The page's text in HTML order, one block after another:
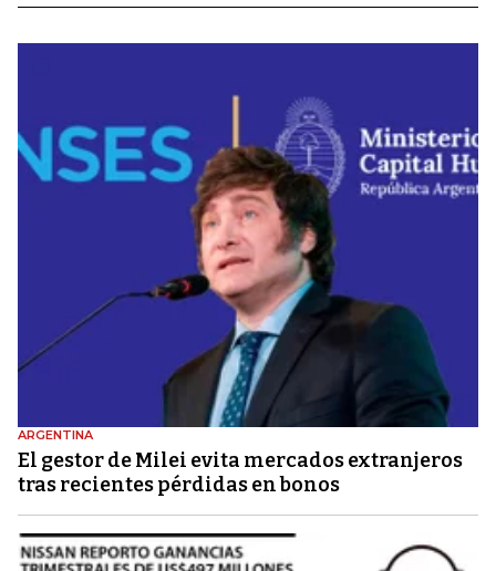
ARGENTINA
El gestor de Milei evita mercados extranjeros
tras recientes pérdidas en bonos